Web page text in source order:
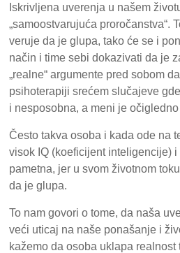
Iskrivljena uverenja u našem
„samoostvarujuća proročanstva“.
veruje da je glupa, tako će se i
način i time sebi dokazivati da je
„realne“ argumente pred sobom
psihoterapiji srećem slučajeve
i nesposobna, a meni je
Često takva osoba i kada ode na
visok IQ (koeficijent inteligencije)
pametna, jer u svom životnom
da je glupa.
To nam govori o tome, da naša
veći uticaj na naše ponašanje i
kažemo da osoba uklapa